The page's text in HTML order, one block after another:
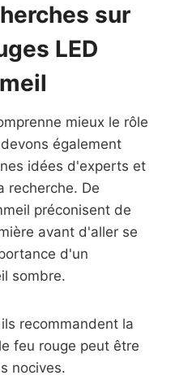
sur
LED
mieux le rôle
également
idées d'experts et
recherche. De
préconisent de
avant d'aller se
d'un
sombre.
recommandent la
feu rouge peut être
nocives.